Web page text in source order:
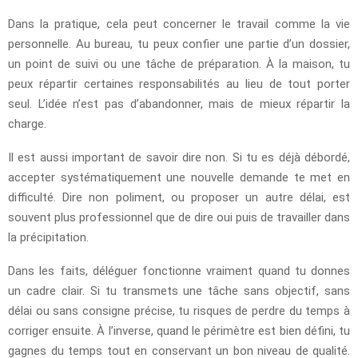
Dans la pratique, cela peut concerner le travail comme la vie
personnelle. Au bureau, tu peux confier une partie d’un dossier,
un point de suivi ou une tâche de préparation. À la maison, tu
peux répartir certaines responsabilités au lieu de tout porter
seul. L’idée n’est pas d’abandonner, mais de mieux répartir la
charge.
Il est aussi important de savoir dire non. Si tu es déjà débordé,
accepter systématiquement une nouvelle demande te met en
difficulté. Dire non poliment, ou proposer un autre délai, est
souvent plus professionnel que de dire oui puis de travailler dans
la précipitation.
Dans les faits, déléguer fonctionne vraiment quand tu donnes
un cadre clair. Si tu transmets une tâche sans objectif, sans
délai ou sans consigne précise, tu risques de perdre du temps à
corriger ensuite. À l’inverse, quand le périmètre est bien défini, tu
gagnes du temps tout en conservant un bon niveau de qualité.